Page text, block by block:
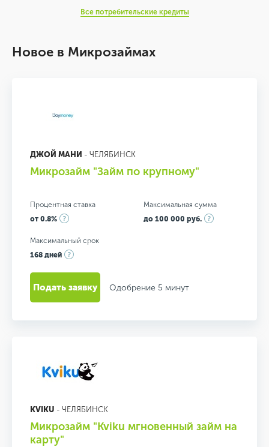
Все потребительские кредиты
Новое в Микрозаймах
ДЖОЙ МАНИ - ЧЕЛЯБИНСК
Микрозайм "Займ по крупному"
Процентная ставка
от 0.8%
Максимальная сумма
до 100 000 руб.
Максимальный срок
168 дней
Подать заявку Одобрение 5 минут
KVIKU - ЧЕЛЯБИНСК
Микрозайм "Kviku мгновенный займ на
карту"